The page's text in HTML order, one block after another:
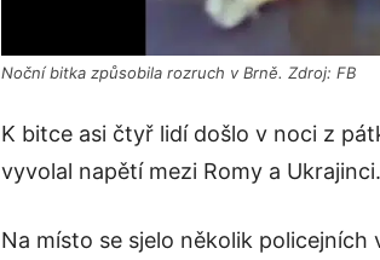
Noční bitka způsobila rozruch v Brně. Zdroj: FB
K bitce asi čtyř lidí došlo v noci z
vyvolal napětí mezi Romy a
Na místo se sjelo několik